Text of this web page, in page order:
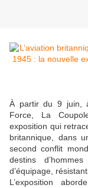
À partir du 9 juin,
Force, La
exposition qui
britannique, dans
second conflit
destins
d’équipage,
L’exposition